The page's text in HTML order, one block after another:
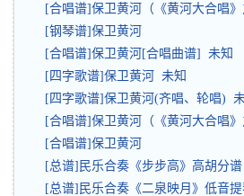
[合唱谱]保卫黄河（《黄河大合唱
[钢琴谱]保卫黄河
[合唱谱]保卫黄河[合唱曲谱] 未知
[四字歌谱]保卫黄河 未知
[四字歌谱]保卫黄河(齐唱、轮唱)
[合唱谱]保卫黄河（《黄河大合唱
[合唱谱]保卫黄河
[总谱]民乐合奏《步步高》高胡分
[总谱]民乐合奏《二泉映月》低音